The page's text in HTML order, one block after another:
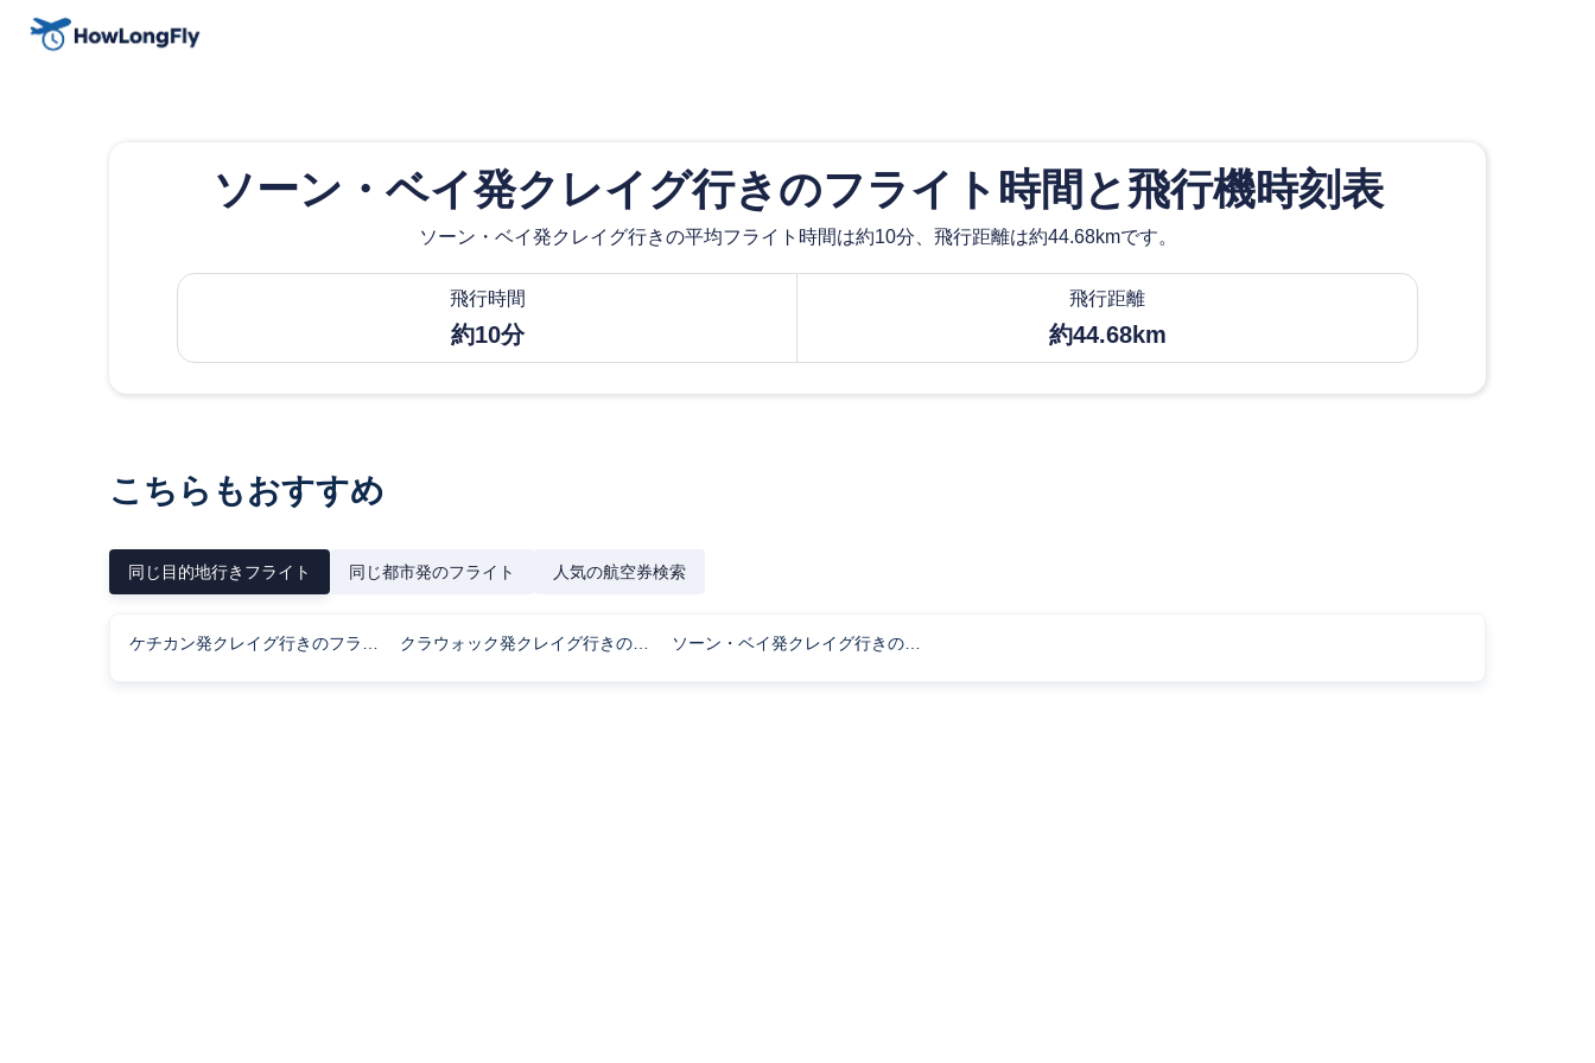
ソーン・ベイ発クレイグ行きのフライト時間と飛行機時刻表
ソーン・ベイ発クレイグ行きの平均フライト時間は約10分、飛行距離は約44.68kmです。
飛行時間
約10分
飛行距離
約44.68km
こちらもおすすめ
同じ目的地行きフライト 同じ都市発のフライト 人気の航空券検索
ソーン・ベイ発クレイグ行きのフライト時間